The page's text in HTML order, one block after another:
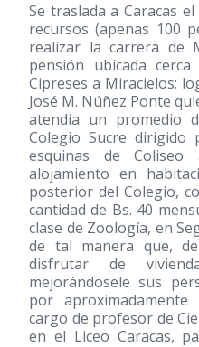
Se traslada a Caracas
recursos (apenas 100
realizar la carrera de
pensión ubicada
Cipreses a Miracielos;
José M. Núñez Ponte
atendía un promedio
Colegio Sucre
esquinas de Coliseo
alojamiento en
posterior del Colegio,
cantidad de Bs. 40
clase de Zoología, en
de tal manera que,
disfrutar de
mejorándosele sus
por
cargo de profesor de
en el Liceo Caracas,